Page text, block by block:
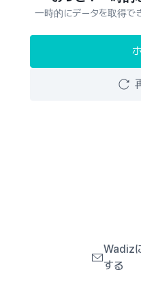
一時的にデータを取得で
Wadiz
する